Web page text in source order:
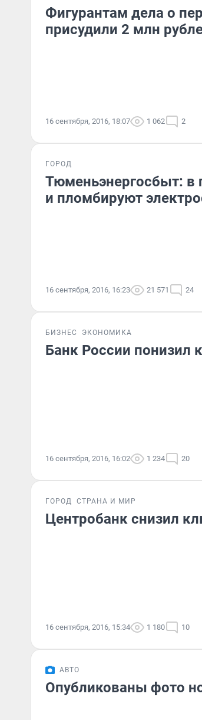
Фигурантам дела о
присудили 2 млн
16 сентября, 2016, 18:07 1 062 2
ГОРОД
Тюменьэнергосбыт: в
и пломбируют
16 сентября, 2016, 16:23 21 571 24
БИЗНЕС ЭКОНОМИКА
Банк России понизил
16 сентября, 2016, 16:02 1 234 20
ГОРОД СТРАНА И МИР
Центробанк снизил
16 сентября, 2016, 15:34 1 180 10
АВТО
Опубликованы фото